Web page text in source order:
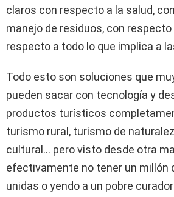
claros con respecto a la salud,
manejo de residuos, con respecto
respecto a todo lo que implica a
Todo esto son soluciones que
pueden sacar con tecnología y
productos turísticos
turismo rural, turismo de
cultural… pero visto desde otra
efectivamente no tener un millón
unidas o yendo a un pobre